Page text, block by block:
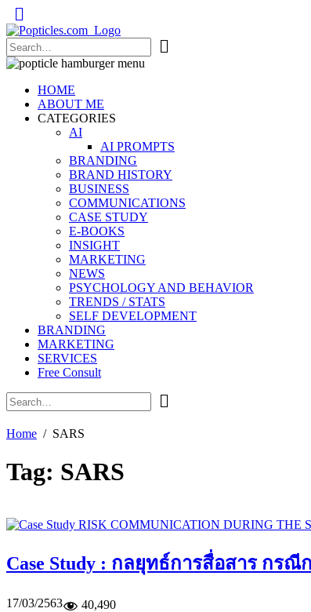
Popticles.com
HOME
ABOUT ME
CATEGORIES
AI
AI PROMPTS
BRANDING
BRAND HISTORY
BUSINESS
COMMUNICATIONS
CASE STUDY
E-BOOKS
INSIGHT
MARKETING
NEWS
PSYCHOLOGY AND BEHAVIOR
TRENDS / STATS
SELF DEVELOPMENT
BRANDING
MARKETING
SERVICES
Free Consult
Home SARS
Tag: SARS
Case Study : กลยุทธ์การสื่อสาร กรณี
17/03/2563 40,490